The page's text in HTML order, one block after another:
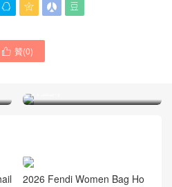
   
 贊(0)FENDI FIRST 系列經典 單
2026 Fendi Women Bag Ho